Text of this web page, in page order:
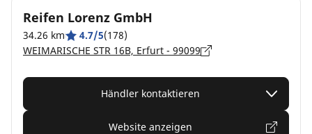
Reifen Lorenz GmbH
34.26 km 4.7/5(178)
WEIMARISCHE STR 16B, Erfurt - 99099
Händler kontaktieren
Website anzeigen